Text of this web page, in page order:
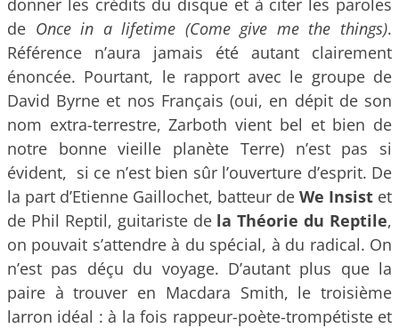
donner les crédits du disque et à citer les paroles
de Once in a lifetime (Come give me the things).
Référence n’aura jamais été autant clairement
énoncée. Pourtant, le rapport avec le groupe de
David Byrne et nos Français (oui, en dépit de son
nom extra-terrestre, Zarboth vient bel et bien de
notre bonne vieille planète Terre) n’est pas si
évident, si ce n’est bien sûr l’ouverture d’esprit. De
la part d’Etienne Gaillochet, batteur de We Insist et
de Phil Reptil, guitariste de la Théorie du Reptile,
on pouvait s’attendre à du spécial, à du radical. On
n’est pas déçu du voyage. D’autant plus que la
paire à trouver en Macdara Smith, le troisième
larron idéal : à la fois rappeur-poète-trompétiste et